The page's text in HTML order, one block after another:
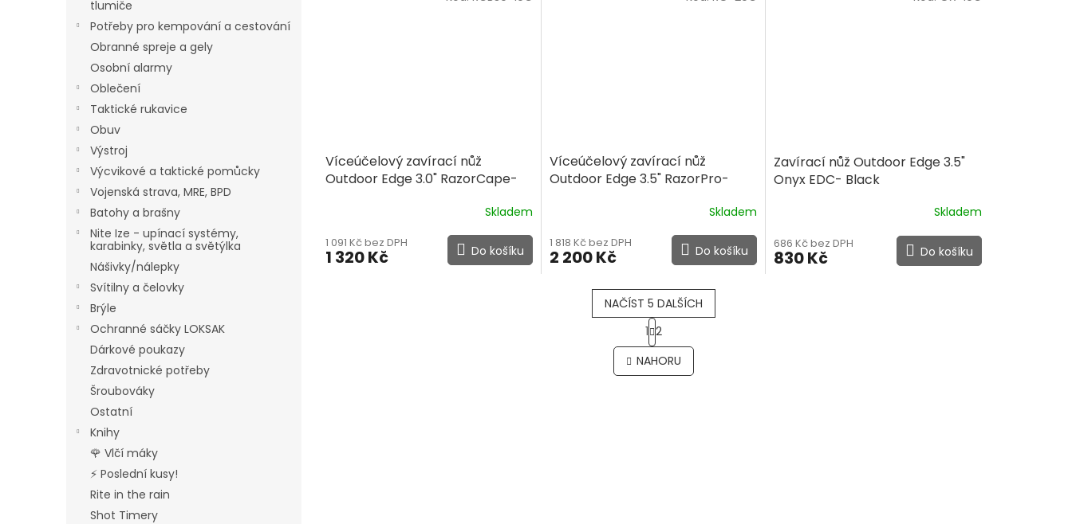
tlumiče
Potřeby pro kempování a cestování
Obranné spreje a gely
Osobní alarmy
Oblečení
Taktické rukavice
Obuv
Výstroj
Výcvikové a taktické pomůcky
Vojenská strava, MRE, BPD
Batohy a brašny
Nite Ize - upínací systémy,
karabinky, světla a světýlka
Nášivky/nálepky
Svítilny a čelovky
Brýle
Ochranné sáčky LOKSAK
Dárkové poukazy
Zdravotnické potřeby
Šroubováky
Ostatní
Knihy
🌹 Vlčí máky
⚡ Poslední kusy!
Rite in the rain
Shot Timery
Víceúčelový zavírací nůž
Outdoor Edge 3.0" RazorCape-
Skladem
1 091 Kč bez DPH
1 320 Kč Do košíku
Víceúčelový zavírací nůž
Outdoor Edge 3.5" RazorPro-
Skladem
1 818 Kč bez DPH
2 200 Kč Do košíku
Zavírací nůž Outdoor Edge 3.5"
Onyx EDC- Black
Skladem
686 Kč bez DPH
830 Kč Do košíku
O
v
NAČÍST 5 DALŠÍCH
S
t
r
á
n
1 2
NAHORU